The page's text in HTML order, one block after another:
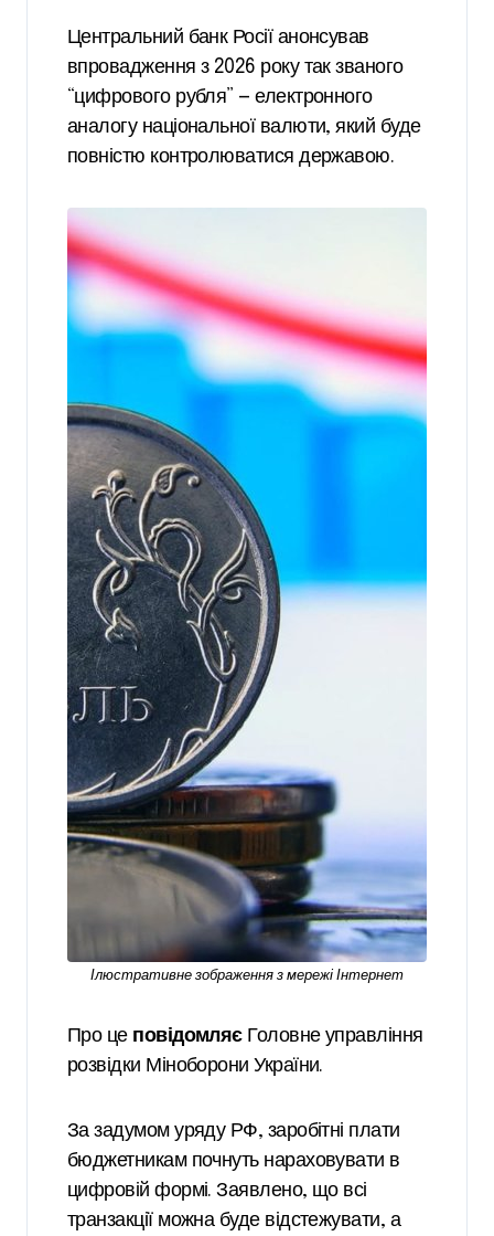
Центральний банк Росії анонсував
впровадження з 2026 року так званого
“цифрового рубля” — електронного
аналогу національної валюти, який буде
повністю контролюватися державою.
Ілюстративне зображення з мережі Інтернет
Про це повідомляєГоловне управління
розвідки Міноборони України.
За задумом уряду РФ, заробітні плати
бюджетникам почнуть нараховувати в
цифровій формі. Заявлено, що всі
транзакції можна буде відстежувати, а